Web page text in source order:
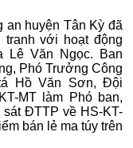
huyện Tân Kỳ đã
tranh với hoạt động
Lê Văn Ngọc. Ban
Phó Trưởng Công
Hồ Văn Sơn, Đội
MT làm Phó ban,
ĐTTP về HS-KT-
bán lẻ ma túy trên